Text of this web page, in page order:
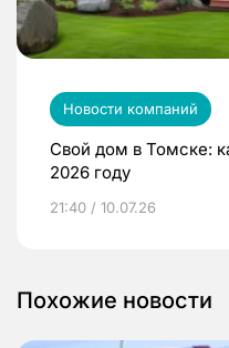
Новости компаний
Свой дом в Томске:
2026 году
21:40 / 10.07.26
Похожие новости